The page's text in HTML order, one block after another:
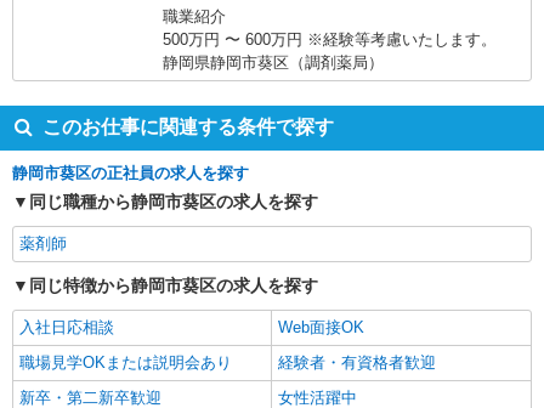
職業紹介
500万円 〜 600万円 ※経験等考慮いたします。
静岡県静岡市葵区（調剤薬局）
このお仕事に関連する条件で探す
静岡市葵区の正社員の求人を探す
同じ職種から静岡市葵区の求人を探す
薬剤師
同じ特徴から静岡市葵区の求人を探す
入社日応相談
Web面接OK
職場見学OKまたは説明会あり
経験者・有資格者歓迎
新卒・第二新卒歓迎
女性活躍中